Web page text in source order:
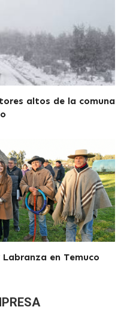
altos de la comuna
en Temuco